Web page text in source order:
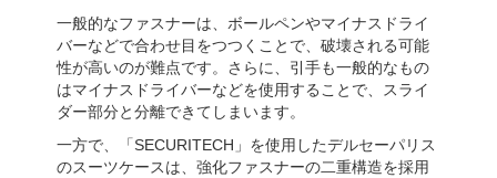
一般的なファスナーは、ボールペンやマイナスドライ
バーなどで合わせ目をつつくことで、破壊される可能
性が高いのが難点です。さらに、引手も一般的なもの
はマイナスドライバーなどを使用することで、スライ
ダー部分と分離できてしまいます。
一方で、「SECURITECH」を使用したデルセーパリス
のスーツケースは、強化ファスナーの二重構造を採用